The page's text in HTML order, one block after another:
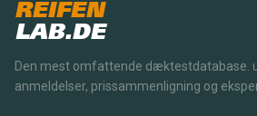
REIFEN
LAB.DE
Den mest omfattende dæktestdatabase.
anmeldelser, prissammenligning og